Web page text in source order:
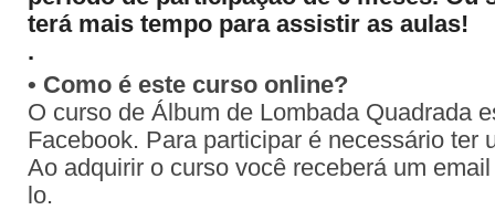
terá mais tempo para assistir as aulas!
.
• Como é este curso online?
O curso de Álbum de Lombada Quadrada
Facebook. Para participar é necessário ter
Ao adquirir o curso você receberá um
lo.